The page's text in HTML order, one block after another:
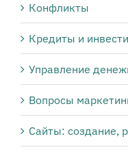
Конфликты
Кредиты и
Управление
Вопросы
Сайты: создание,